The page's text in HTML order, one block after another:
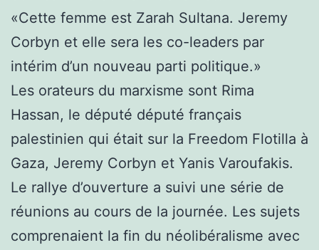
«Cette femme est Zarah Sultana. Jeremy
Corbyn et elle sera les co-leaders par
intérim d’un nouveau parti politique.»
Les orateurs du marxisme sont Rima
Hassan, le député député français
palestinien qui était sur la Freedom Flotilla à
Gaza, Jeremy Corbyn et Yanis Varoufakis.
Le rallye d’ouverture a suivi une série de
réunions au cours de la journée. Les sujets
comprenaient la fin du néolibéralisme avec